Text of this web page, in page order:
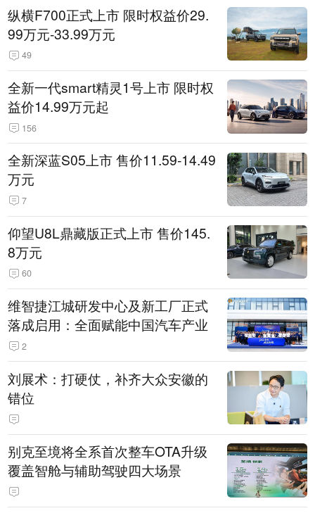
纵横F700正式上市 限时权益价29.
99万元-33.99万元
49
全新一代smart精灵1号上市 限时权
益价14.99万元起
156
全新深蓝S05上市 售价11.59-14.49
万元
7
仰望U8L鼎藏版正式上市 售价145.
8万元
60
维智捷江城研发中心及新工厂正式
落成启用：全面赋能中国汽车产业
2
刘展术：打硬仗，补齐大众安徽的
错位
别克至境将全系首次整车OTA升级
覆盖智舱与辅助驾驶四大场景